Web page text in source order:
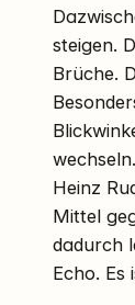
steigen.
Brüche.
Heinz
Mittel
dadurch
Echo. Es